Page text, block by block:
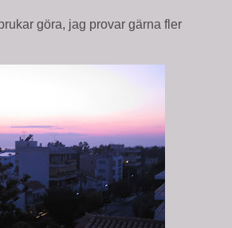
göra, jag provar gärna fler